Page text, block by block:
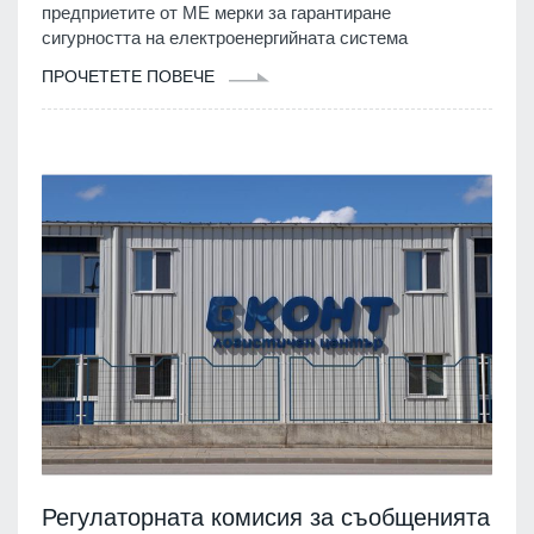
предприетите от МЕ мерки за гарантиране
сигурността на електроенергийната система
ПРОЧЕТЕТЕ ПОВЕЧЕ
Регулаторната комисия за съобщенията